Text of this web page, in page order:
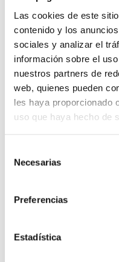
Las cookies de este
contenido y los
sociales y analizar el
información sobre el
nuestros partners de
web, quienes pueden
les haya proporcionado
uso que haya hecho de
Necesarias
Preferencias
Estadística
alojar todos los